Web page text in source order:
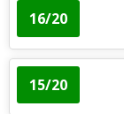
16/20
15/20